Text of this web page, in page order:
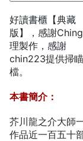
好讀書櫃【典藏
版】，感謝
理製作，感謝
chin223提供掃瞄
檔。
本書簡介：
芥川龍之介大師
作品近一百五十